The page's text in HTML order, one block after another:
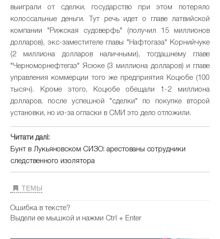
выиграли от сделки, государство при этом потеряло
колоссальные деньги. Тут речь идет о главе латвийской
компании "Рижская судоверфь" (получил 15 миллионов
долларов), экс-заместителе главы "Нафтогаза" Корнийчуке
(2 миллиона долларов наличными), тогдашнему главе
"Черноморнефтегаз" Ясюке (3 миллиона долларов) и главе
управления коммерции того же предприятия Коцюбе (100
тысяч). Кроме этого, Коцюбе обещали 1-2 миллиона
долларов, после успешной "сделки" по покупке второй
установки, но из-за огласки в СМИ это дело отложили.
Читати далі:
Бунт в Лукьяновском СИЗО: арестованы сотрудники
следственного изолятора
ТЕМЫ
Ошибка в тексте?
Выдели ее мышкой и нажми Ctrl + Enter